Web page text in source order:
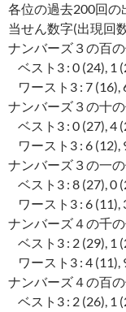
各位の過去200回の
当せん数字(出現回
ナンバーズ３の百
ベスト3 : 0 (24), 1
ワースト3 : 7 (16),
ナンバーズ３の十
ベスト3 : 0 (27), 4
ワースト3 : 6 (12),
ナンバーズ３の一
ベスト3 : 8 (27), 0
ワースト3 : 6 (11),
ナンバーズ４の千
ベスト3 : 2 (29), 1
ワースト3 : 4 (11),
ナンバーズ４の百
ベスト3 : 2 (26), 1